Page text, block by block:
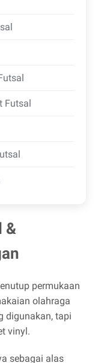
Futsal
&
permukaan
olahraga
digunakan, tapi
vinyl.
sebagai alas